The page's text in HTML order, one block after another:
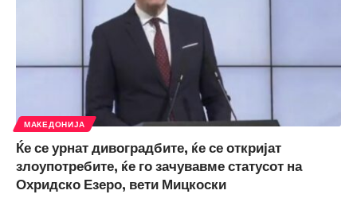
МАКЕДОНИЈА
Ќе се урнат дивоградбите, ќе се откријат
злоупотребите, ќе го зачувавме статусот на
Охридско Езеро, вети Мицкоски